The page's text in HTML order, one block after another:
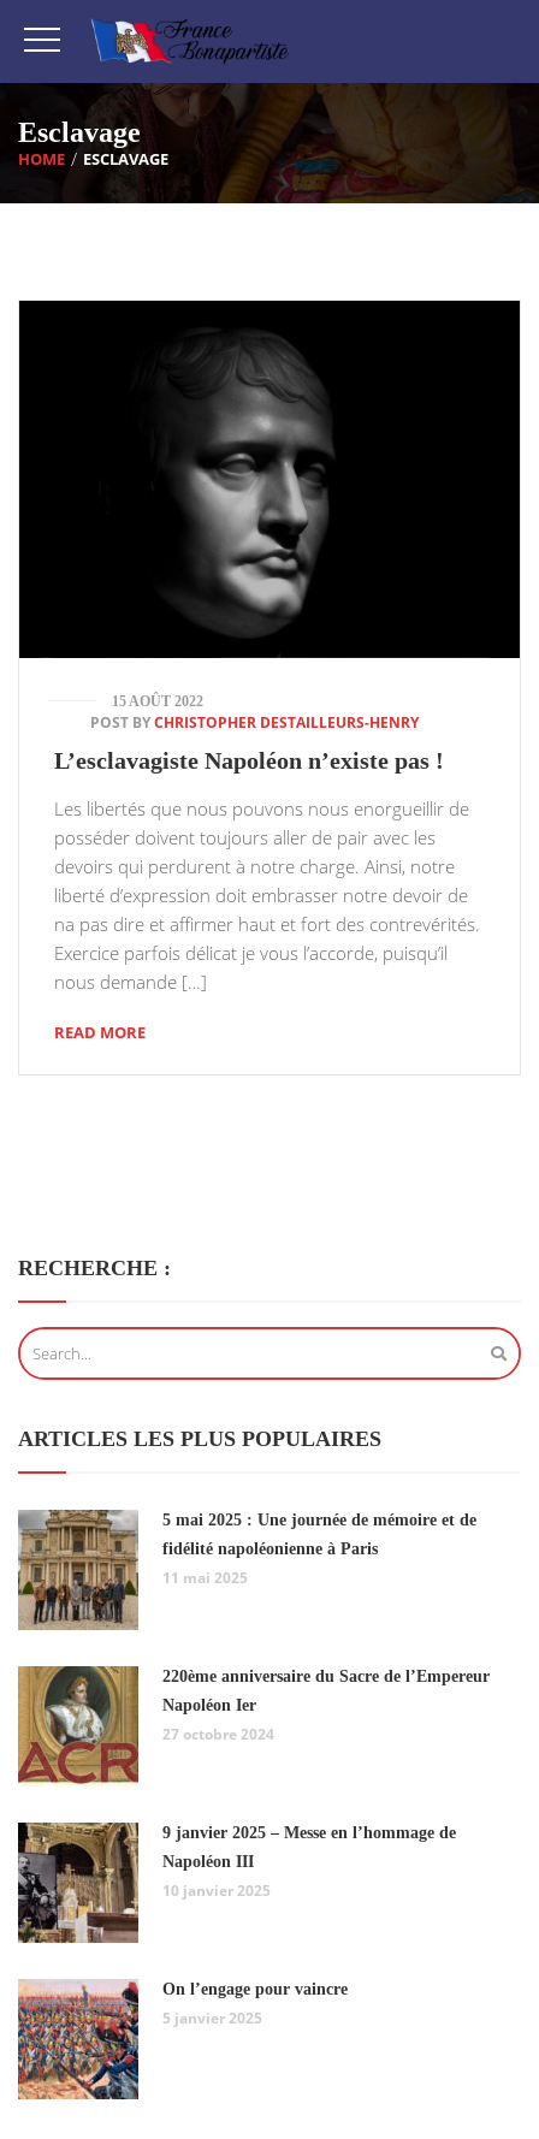
Esclavage
HOME ESCLAVAGE
15 AOÛT 2022
POST BYCHRISTOPHER DESTAILLEURS-HENRY
L’esclavagiste Napoléon n’existe pas !
Les libertés que nous pouvons nous enorgueillir de
posséder doivent toujours aller de pair avec les
devoirs qui perdurent à notre charge. Ainsi, notre
liberté d’expression doit embrasser notre devoir de
na pas dire et affirmer haut et fort des contrevérités.
Exercice parfois délicat je vous l’accorde, puisqu’il
nous demande […]
READ MORE
RECHERCHE :
ARTICLES LES PLUS POPULAIRES
5 mai 2025 : Une journée de mémoire et de
fidélité napoléonienne à Paris
11 mai 2025
220ème anniversaire du Sacre de l’Empereur
Napoléon Ier
27 octobre 2024
9 janvier 2025 – Messe en l’hommage de
Napoléon III
10 janvier 2025
On l’engage pour vaincre
5 janvier 2025